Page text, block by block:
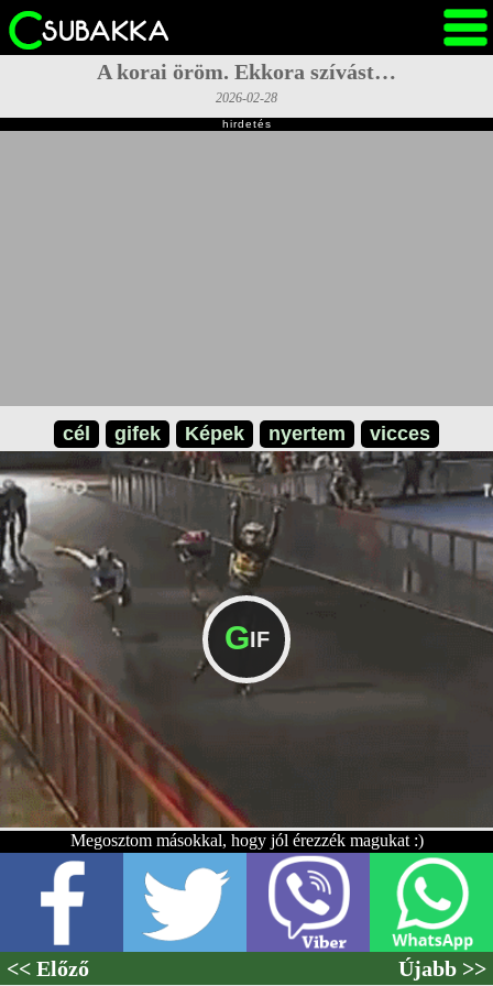
A korai öröm. Ekkora szívást…
2026-02-28
hirdetés
cél gifek Képek nyertem vicces
GIF
Megosztom másokkal, hogy jól érezzék magukat :)
<< Előző
Újabb >>